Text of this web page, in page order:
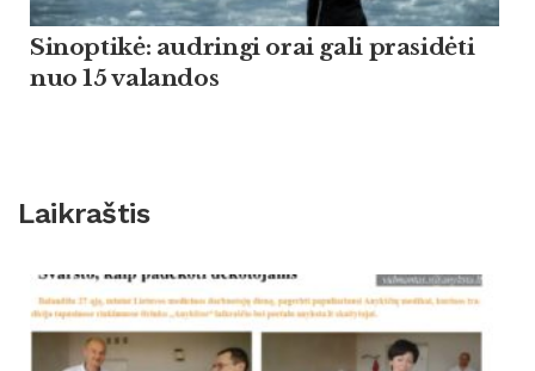
Sinoptikė: audringi orai gali prasidėti
nuo 15 valandos
Laikraštis